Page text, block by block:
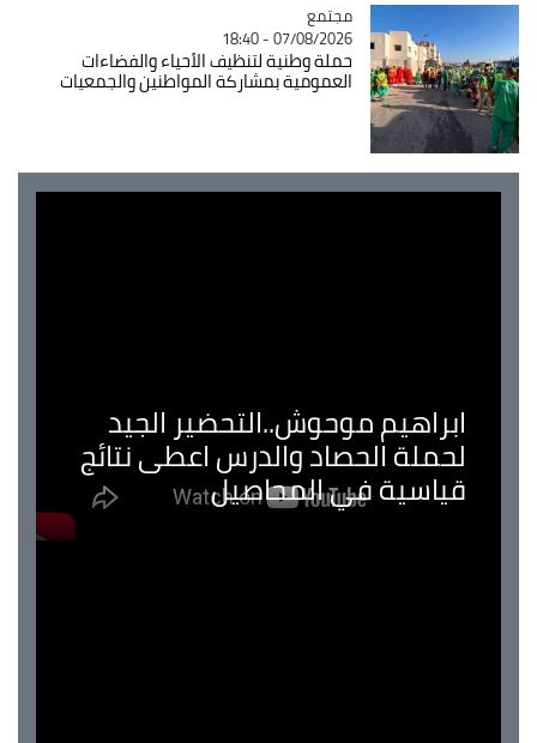
Catégorie
مجتمع
07/08/2026 - 18:40
حملة وطنية لتنظيف الأحياء والفضاءات
العمومية بمشاركة المواطنين والجمعيات
ابراهيم موحوش..التحضير الجيد
لحملة الحصاد والدرس اعطى نتائج
قياسية في المحاصيل